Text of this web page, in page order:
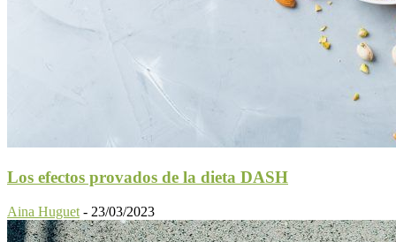
Los efectos provados de la dieta DASH
Aina Huguet - 23/03/2023